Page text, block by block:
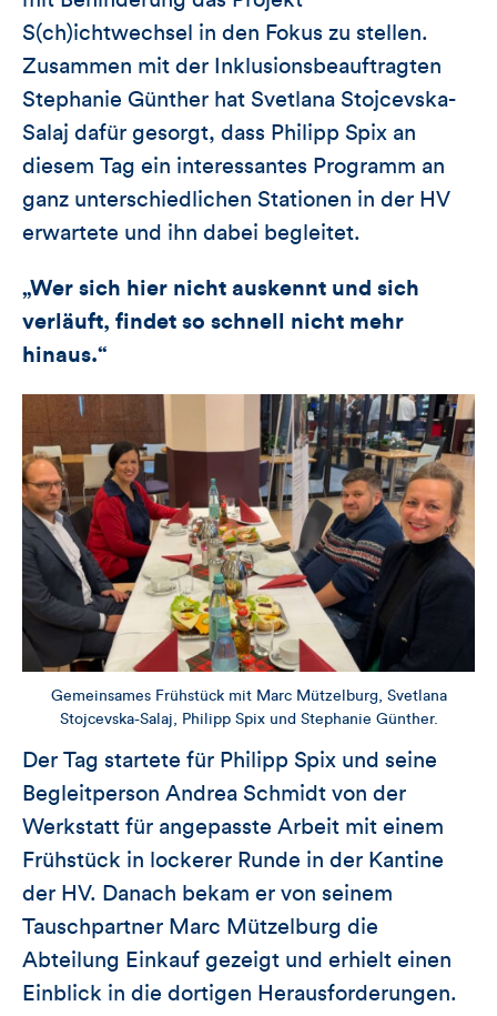
S(ch)ichtwechsel in den Fokus zu stellen.
Zusammen mit der Inklusionsbeauftragten
Stephanie Günther hat Svetlana Stojcevska-
Salaj dafür gesorgt, dass Philipp Spix an
diesem Tag ein interessantes Programm an
ganz unterschiedlichen Stationen in der HV
erwartete und ihn dabei begleitet.
„Wer sich hier nicht auskennt und sich
verläuft, findet so schnell nicht mehr
hinaus.“
Gemeinsames Frühstück mit Marc Mützelburg, Svetlana
Stojcevska-Salaj, Philipp Spix und Stephanie Günther.
Der Tag startete für Philipp Spix und seine
Begleitperson Andrea Schmidt von der
Werkstatt für angepasste Arbeit mit einem
Frühstück in lockerer Runde in der Kantine
der HV. Danach bekam er von seinem
Tauschpartner Marc Mützelburg die
Abteilung Einkauf gezeigt und erhielt einen
Einblick in die dortigen Herausforderungen.